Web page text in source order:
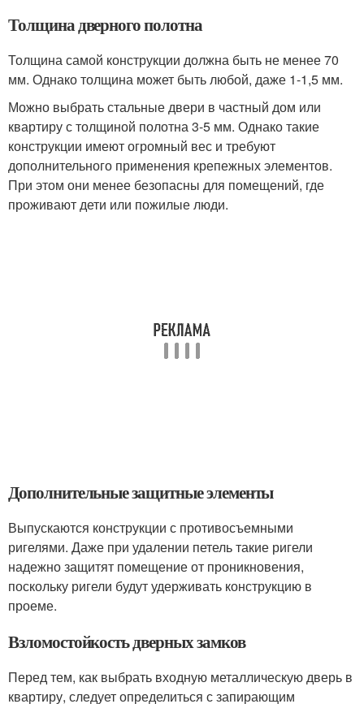
Толщина дверного полотна
Толщина самой конструкции должна быть не менее 70
мм. Однако толщина может быть любой, даже 1-1,5 мм.
Можно выбрать стальные двери в частный дом или
квартиру с толщиной полотна 3-5 мм. Однако такие
конструкции имеют огромный вес и требуют
дополнительного применения крепежных элементов.
При этом они менее безопасны для помещений, где
проживают дети или пожилые люди.
Дополнительные защитные элементы
Выпускаются конструкции с противосъемными
ригелями. Даже при удалении петель такие ригели
надежно защитят помещение от проникновения,
поскольку ригели будут удерживать конструкцию в
проеме.
Взломостойкость дверных замков
Перед тем, как выбрать входную металлическую дверь в
квартиру, следует определиться с запирающим